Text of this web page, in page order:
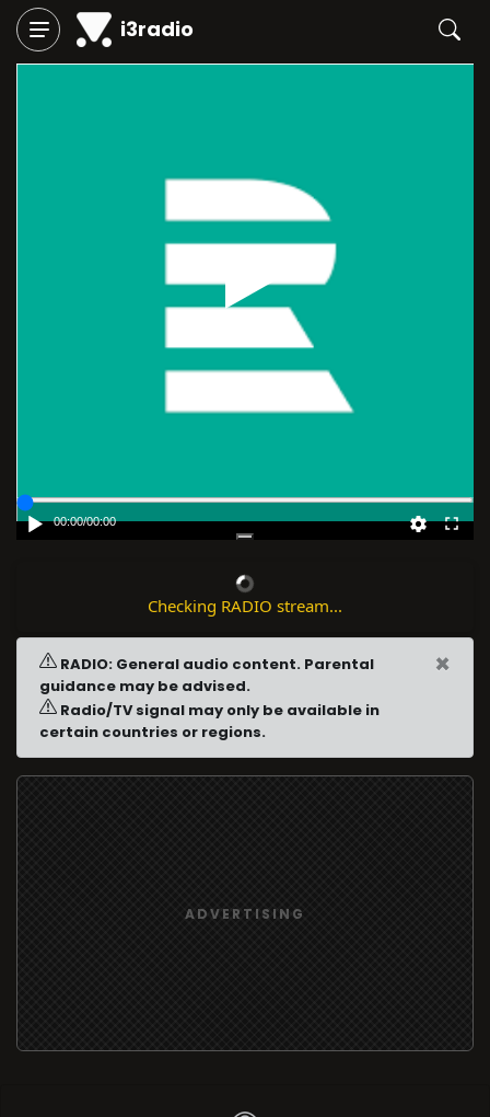
i3radio
Play
00:00/00:00
Checking RADIO stream...
RADIO: General audio content. Parental
guidance may be advised.
Radio/TV signal may only be available in
certain countries or regions.
×
ADVERTISING